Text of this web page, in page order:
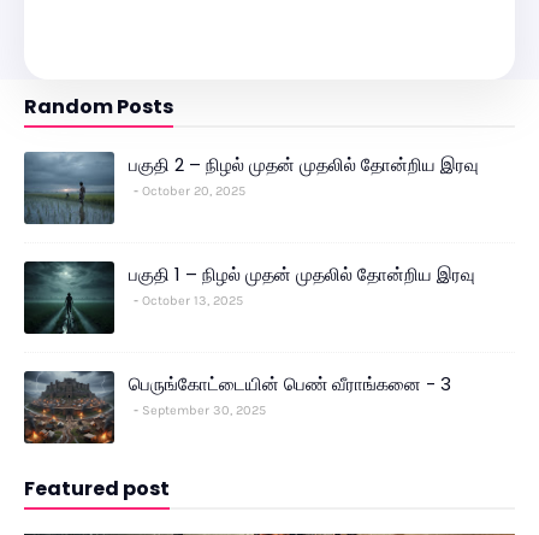
Random Posts
பகுதி 2 – நிழல் முதன் முதலில் தோன்றிய இரவு
October 20, 2025
பகுதி 1 – நிழல் முதன் முதலில் தோன்றிய இரவு
October 13, 2025
பெருங்கோட்டையின் பெண் வீராங்கனை - 3
September 30, 2025
Featured post